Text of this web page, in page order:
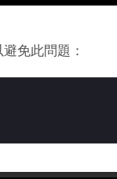
免此問題：